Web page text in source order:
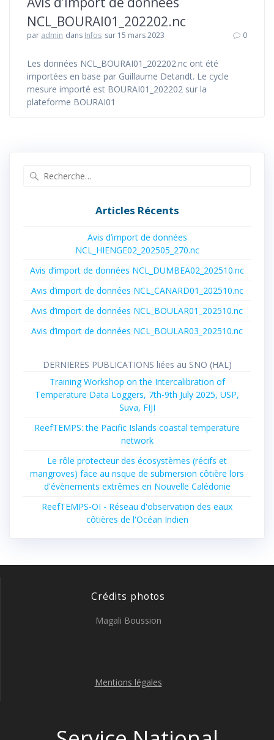
NCL_BOURAI01_202202.nc
par admin dans Infos sur 15 mars 2023 0
Les données NCL_BOURAI01_202202.nc ont été
importées en base par Guillaume Detandt. Le cycle
mesure importé est BOURAI01_202202 sur la
plateforme BOURAI01
Articles Récents
Avis d’import de données
NCL_HIENGE02_202505_270.nc
Avis d’import de données NCL_DUMBEA02_202510.nc
Avis d’import de données NCL_CANARD01_202510.nc
Avis d’import de données NCL_BOULAR01_202510.nc
Avis d’import de données NCL_BOULAR03_202510.nc
DERNIERES PUBLICATIONS liées au SNO (HAL)
Training Workshop on the Intercalibration of
Temperature Data Loggers, 7th-9th July 2025, USP,
Suva, FIJI
ReefTEMPS: the Pacific Islands coastal temperature
network
Le rôle protecteur des écosystèmes (récifs et
mangroves) face au risque de submersion côtière lors
d'évènements extrêmes en Nouvelle Calédonie
ReefTEMPS-OI - Réseau d'observation des eaux
côtières de l'Océan Indien
Crédits photos
Magali Boussion
Mentions légales